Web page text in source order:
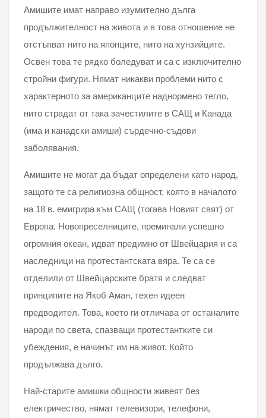
Амишите имат направо изумително дълга
продължителност на живота и в това отношение не
отстъпват нито на японците, нито на хунзийците.
Освен това те рядко боледуват и са с изключително
стройни фигури. Нямат никакви проблеми нито с
характерното за американците наднормено тегло,
нито страдат от така зачестилите в САЩ и Канада
(има и канадски амиши) сърдечно-съдови
заболявания.
Амишите не могат да бъдат определени като народ,
защото те са религиозна общност, която в началото
на 18 в. емигрира към САЩ (тогава Новият свят) от
Европа. Новопреселниците, преминали успешно
огромния океан, идват предимно от Швейцария и са
наследници на протестантската вяра. Те са се
отделили от Швейцарските братя и следват
принципите на Якоб Аман, техен идеен
предводител. Това, което ги отличава от останалите
народи по света, спазващи протестантките си
убеждения, е начинът им на живот. Който
продължава дълго.
Най-старите амишки общности живеят без
електричество, нямат телевизори, телефони,